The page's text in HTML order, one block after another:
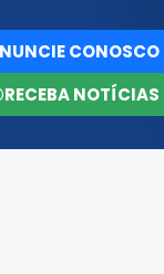
CONOSCO
RECEBA NOTÍCIAS